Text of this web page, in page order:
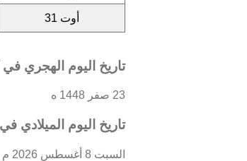
أوت 31
تاريخ اليوم الهجري في
23 صفر 1448 ه
تاريخ اليوم
السبت 8 أغسطس 2026 م